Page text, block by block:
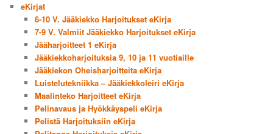
eKirjat
6-10 V. Jääkiekko Harjoitukset eKirja
7-9 V. Valmiit Jääkiekko Harjoitukset eKirja
Jääharjoitteet 1 eKirja
Jääkiekkoharjoituksia 9, 10 ja 11 vuotiaille
Jääkiekon Oheisharjoitteita eKirja
Luistelutekniikka – Jääkiekkoleiri eKirja
Maalinteko Harjoitteet eKirja
Pelinavaus ja Hyökkäyspeli eKirja
Pelistä Harjoituksiin eKirja